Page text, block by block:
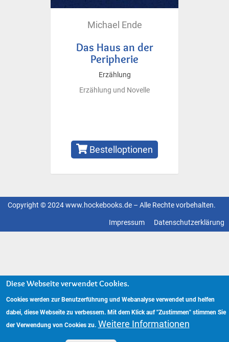
Michael Ende
Das Haus an der
Peripherie
Erzählung
Erzählung und Novelle
Bestelloptionen
Copyright © 2024 www.hockebooks.de – Alle Rechte vorbehalten.
Datenschutzerklärung
Impressum
Diese Webseite verwendet Cookies.
Cookies werden zur Benutzerführung und Webanalyse verwendet und helfen
dabei, diese Webseite zu verbessern. Mit dem Klick auf "Zustimmen" stimmen Sie
der Verwendung von Cookies zu. Weitere Informationen